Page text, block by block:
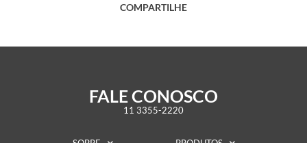
COMPARTILHE
FALE CONOSCO
11 3355-2220